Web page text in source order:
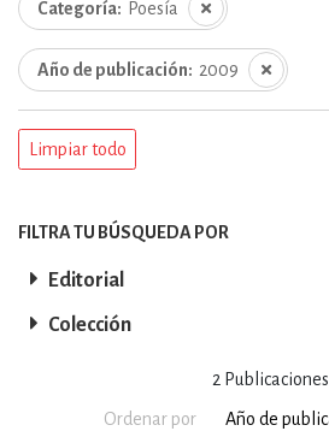
2 Publicaciones
Ordenar por
Categoría Poesía
Año de publicación 2009
Limpiar todo
FILTRA TU BÚSQUEDA POR
Editorial
Colección